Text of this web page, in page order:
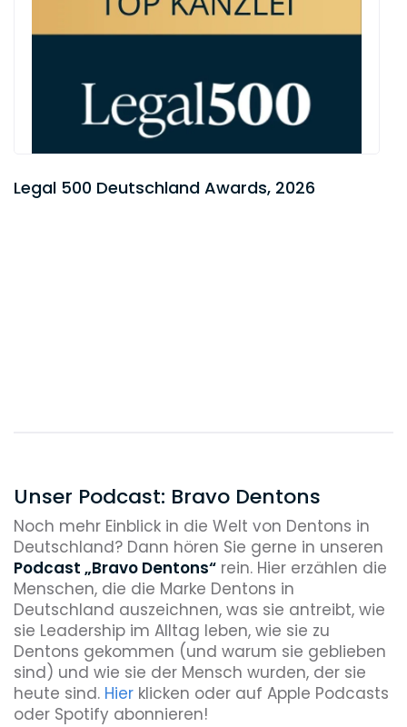
Legal 500 Deutschland Awards, 2026
Unser Podcast: Bravo Dentons
Noch mehr Einblick in die Welt von Dentons in
Deutschland? Dann hören Sie gerne in unseren
Podcast „Bravo Dentons“ rein. Hier erzählen die
Menschen, die die Marke Dentons in
Deutschland auszeichnen, was sie antreibt, wie
sie Leadership im Alltag leben, wie sie zu
Dentons gekommen (und warum sie geblieben
sind) und wie sie der Mensch wurden, der sie
heute sind. Hier klicken oder auf Apple Podcasts
oder Spotify abonnieren!